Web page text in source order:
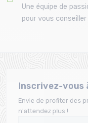
Une équipe de
pour vous conseiller
Inscrivez-vous
Envie de profiter des
n'attendez plus !